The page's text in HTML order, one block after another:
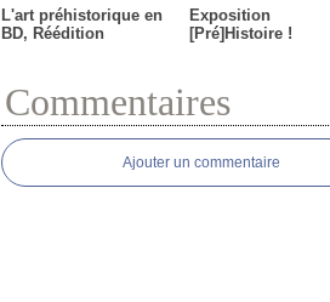
L'art préhistorique en
BD, Réédition
Exposition
[Pré]Histoire !
Commentaires
Ajouter un commentaire